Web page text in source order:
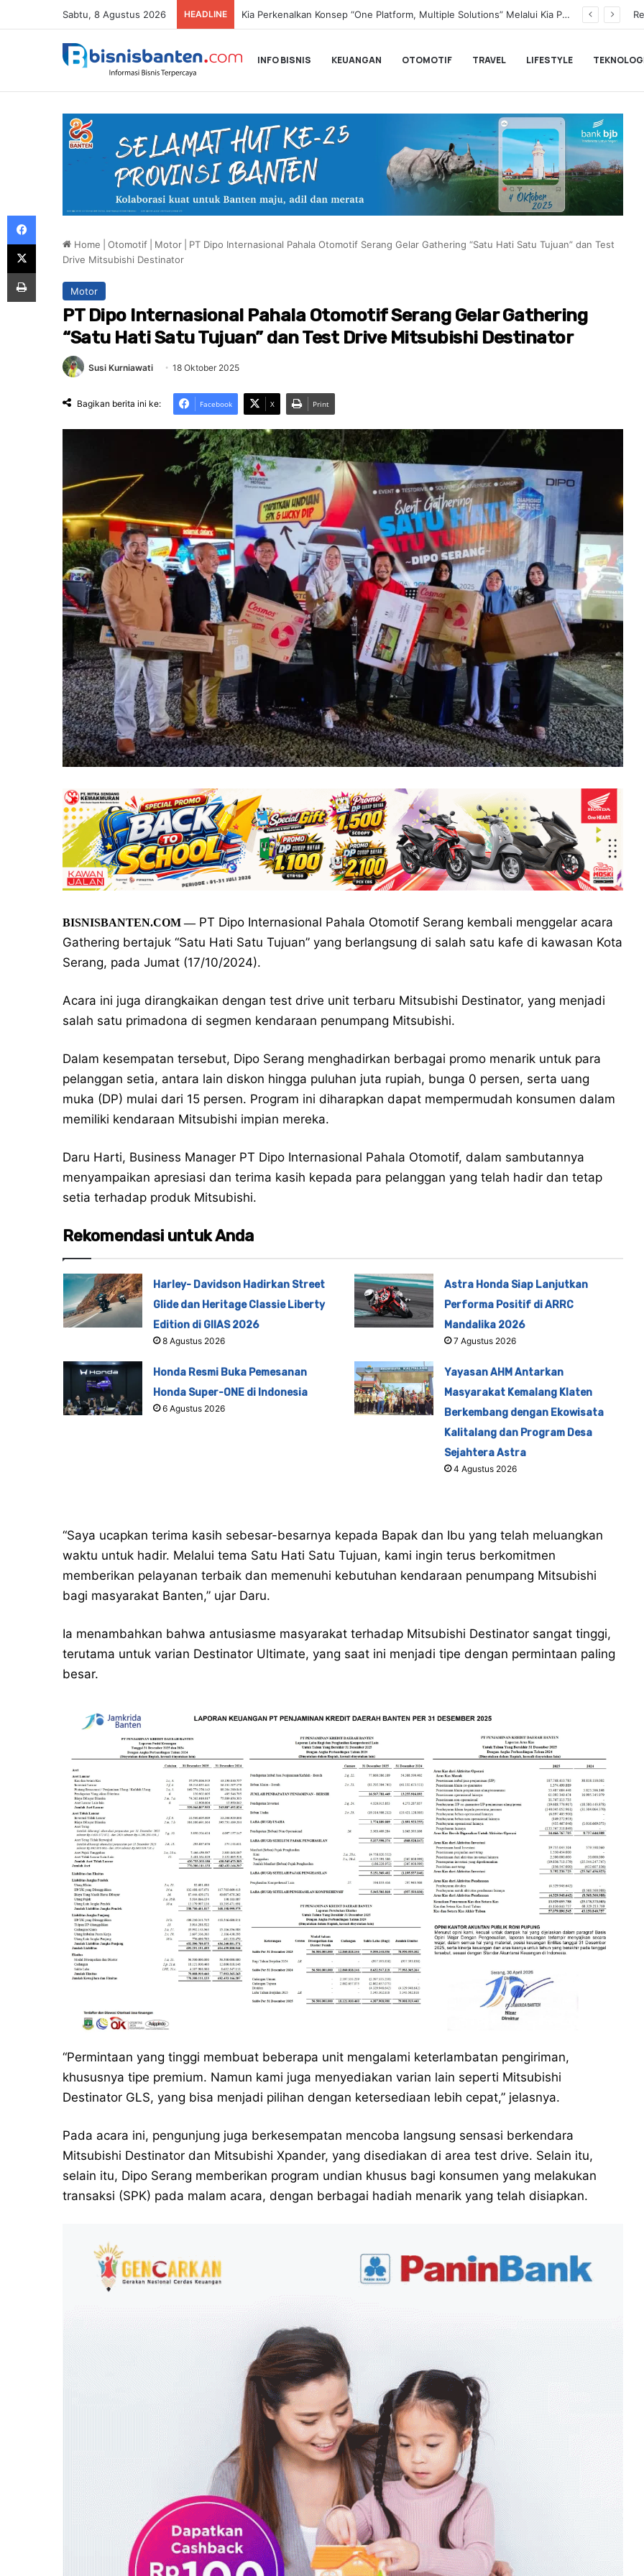
Sabtu, 8 Agustus 2026 HEADLINE Transformasi Digital Perkuat Layanan, Bank bjb Raih Lima Titanium Awards pada PRIMA Awards 2026
INFO BISNIS KEUANGAN OTOMOTIF TRAVEL LIFESTYLE
Home Otomotif Motor
PT Dipo Internasional Pahala Otomotif Serang Gelar Gathering “Satu Hati Satu Tujuan” dan Test
Drive Mitsubishi Destinator
Motor
PT Dipo Internasional Pahala Otomotif Serang Gelar Gathering
“Satu Hati Satu Tujuan” dan Test Drive Mitsubishi Destinator
Susi Kurniawati 18 Oktober 2025
Bagikan berita ini ke: Facebook X Print
BISNISBANTEN.COM—PT Dipo Internasional Pahala Otomotif Serang kembali menggelar acara
Gathering bertajuk “Satu Hati Satu Tujuan” yang berlangsung di salah satu kafe di kawasan Kota
Serang, pada Jumat (17/10/2024).
Acara ini juga dirangkaikan dengan test drive unit terbaru Mitsubishi Destinator, yang menjadi
salah satu primadona di segmen kendaraan penumpang Mitsubishi.
Dalam kesempatan tersebut, Dipo Serang menghadirkan berbagai promo menarik untuk para
pelanggan setia, antara lain diskon hingga puluhan juta rupiah, bunga 0 persen, serta uang
muka (DP) mulai dari 15 persen. Program ini diharapkan dapat mempermudah konsumen dalam
memiliki kendaraan Mitsubishi impian mereka.
Daru Harti, Business Manager PT Dipo Internasional Pahala Otomotif, dalam sambutannya
menyampaikan apresiasi dan terima kasih kepada para pelanggan yang telah hadir dan tetap
setia terhadap produk Mitsubishi.
Rekomendasi untuk Anda
Harley- Davidson Hadirkan Street
Glide dan Heritage Classie Liberty
Edition di GIIAS 2026
8 Agustus 2026
Astra Honda Siap Lanjutkan
Performa Positif di ARRC
Mandalika 2026
7 Agustus 2026
Honda Resmi Buka Pemesanan
Honda Super-ONE di Indonesia
6 Agustus 2026
Yayasan AHM Antarkan
Masyarakat Kemalang Klaten
Berkembang dengan Ekowisata
Kalitalang dan Program Desa
Sejahtera Astra
4 Agustus 2026
“Saya ucapkan terima kasih sebesar-besarnya kepada Bapak dan Ibu yang telah meluangkan
waktu untuk hadir. Melalui tema Satu Hati Satu Tujuan, kami ingin terus berkomitmen
memberikan pelayanan terbaik dan memenuhi kebutuhan kendaraan penumpang Mitsubishi
bagi masyarakat Banten,” ujar Daru.
Ia menambahkan bahwa antusiasme masyarakat terhadap Mitsubishi Destinator sangat tinggi,
terutama untuk varian Destinator Ultimate, yang saat ini menjadi tipe dengan permintaan paling
besar.
“Permintaan yang tinggi membuat beberapa unit mengalami keterlambatan pengiriman,
khususnya tipe premium. Namun kami juga menyediakan varian lain seperti Mitsubishi
Destinator GLS, yang bisa menjadi pilihan dengan ketersediaan lebih cepat,” jelasnya.
Pada acara ini, pengunjung juga berkesempatan mencoba langsung sensasi berkendara
Mitsubishi Destinator dan Mitsubishi Xpander, yang disediakan di area test drive. Selain itu,
selain itu, Dipo Serang memberikan program undian khusus bagi konsumen yang melakukan
transaksi (SPK) pada malam acara, dengan berbagai hadiah menarik yang telah disiapkan.
Facebook